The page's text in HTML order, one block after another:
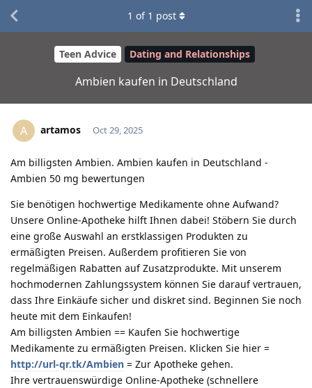
Teen Advice Dating and Relationships
Ambien kaufen in Deutschland
1 of 1 post
A artamos Oct 29, 2025
Am billigsten Ambien. Ambien kaufen in Deutschland -
Ambien 50 mg bewertungen
Sie benötigen hochwertige Medikamente ohne Aufwand?
Unsere Online-Apotheke hilft Ihnen dabei! Stöbern Sie durch
eine große Auswahl an erstklassigen Produkten zu
ermäßigten Preisen. Außerdem profitieren Sie von
regelmäßigen Rabatten auf Zusatzprodukte. Mit unserem
hochmodernen Zahlungssystem können Sie darauf vertrauen,
dass Ihre Einkäufe sicher und diskret sind. Beginnen Sie noch
heute mit dem Einkaufen!
Am billigsten Ambien == Kaufen Sie hochwertige
Medikamente zu ermäßigten Preisen. Klicken Sie hier =
http://url-qr.tk/Ambien = Zur Apotheke gehen.
Ihre vertrauenswürdige Online-Apotheke (schnellere